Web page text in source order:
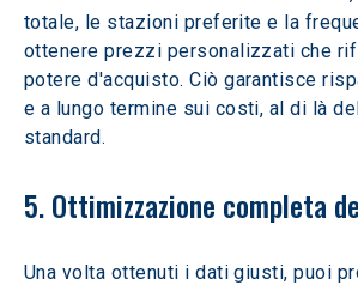
totale, le stazioni preferite e la
ottenere prezzi personalizzati che
potere d'acquisto. Ciò garantisce
e a lungo termine sui costi, al di là
standard.
5. Ottimizzazione completa
Una volta ottenuti i dati giusti, puoi